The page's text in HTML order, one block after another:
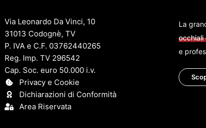
Via Leonardo Da Vinci, 10
31013 Codognè, TV
P. IVA e C.F. 03762440265
Reg. Imp. TV 296542
Cap. Soc. euro 50.000 i.v.
Privacy e Cookie
Dichiarazioni di Conformità
Area Riservata
La
occhiali
e